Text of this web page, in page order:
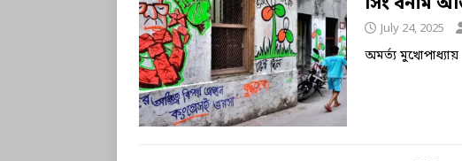
July 24, 2025
অমর্ত্য মুখোপাধ্যায়